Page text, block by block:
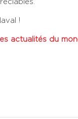
!
actualités du